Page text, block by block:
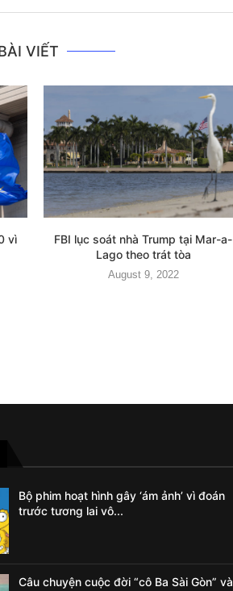
VIẾT
vì
FBI lục soát nhà Trump tại Mar-a-
Lago theo trát tòa
August 9, 2022
Bộ phim hoạt hình gây ‘ám ảnh’ vì đoán
trước tương lai vô...
Câu chuyện cuộc đời “cô Ba Sài Gòn” và